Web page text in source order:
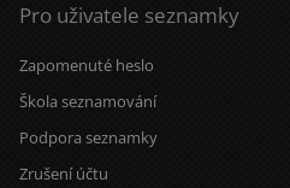
Pro uživatele seznamky
Zapomenuté heslo
Škola seznamování
Podpora seznamky
Zrušení účtu